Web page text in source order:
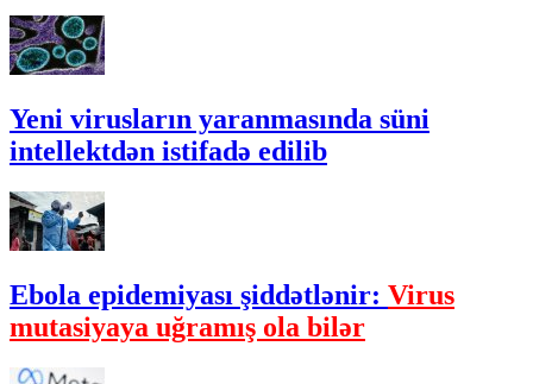
Yeni virusların yaranmasında süni
intellektdən istifadə edilib
Ebola epidemiyası şiddətlənir: Virus
mutasiyaya uğramış ola bilər